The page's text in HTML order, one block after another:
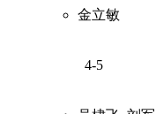
金立敏
4-5